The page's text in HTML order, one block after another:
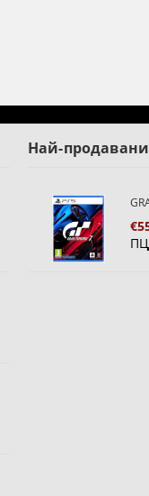
Най-продавани